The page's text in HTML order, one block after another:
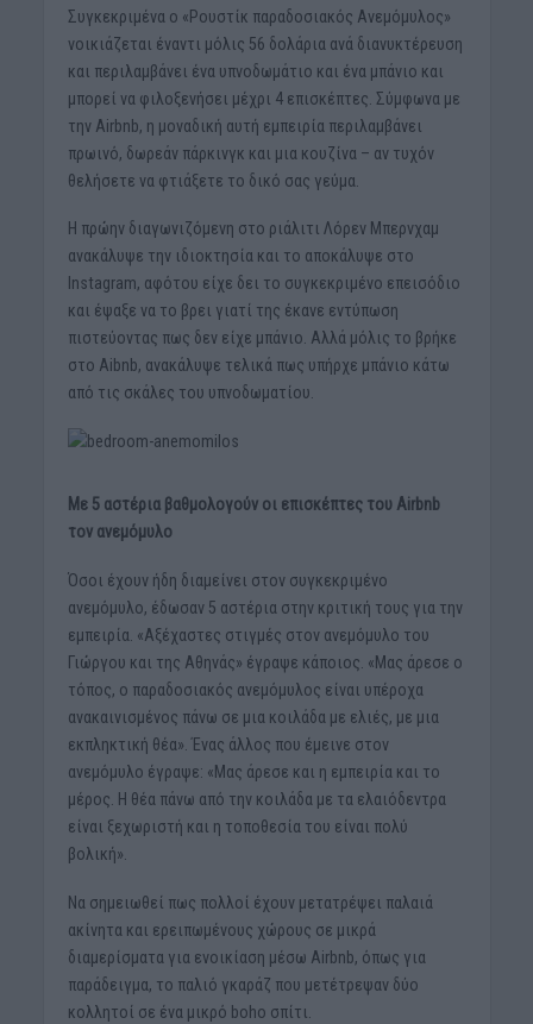
Συγκεκριμένα ο «Ρουστίκ παραδοσιακός Ανεμόμυλος»
νοικιάζεται έναντι μόλις 56 δολάρια ανά διανυκτέρευση
και περιλαμβάνει ένα υπνοδωμάτιο και ένα μπάνιο και
μπορεί να φιλοξενήσει μέχρι 4 επισκέπτες. Σύμφωνα με
την Airbnb, η μοναδική αυτή εμπειρία περιλαμβάνει
πρωινό, δωρεάν πάρκινγκ και μια κουζίνα – αν τυχόν
θελήσετε να φτιάξετε το δικό σας γεύμα.
Η πρώην διαγωνιζόμενη στο ριάλιτι Λόρεν Μπερνχαμ
ανακάλυψε την ιδιοκτησία και το αποκάλυψε στο
Instagram, αφότου είχε δει το συγκεκριμένο επεισόδιο
και έψαξε να το βρει γιατί της έκανε εντύπωση
πιστεύοντας πως δεν είχε μπάνιο. Αλλά μόλις το βρήκε
στο Aibnb, ανακάλυψε τελικά πως υπήρχε μπάνιο κάτω
από τις σκάλες του υπνοδωματίου.
Με 5 αστέρια βαθμολογούν οι επισκέπτες του Airbnb
τον ανεμόμυλο
Όσοι έχουν ήδη διαμείνει στον συγκεκριμένο
ανεμόμυλο, έδωσαν 5 αστέρια στην κριτική τους για την
εμπειρία. «Αξέχαστες στιγμές στον ανεμόμυλο του
Γιώργου και της Αθηνάς» έγραψε κάποιος. «Μας άρεσε ο
τόπος, ο παραδοσιακός ανεμόμυλος είναι υπέροχα
ανακαινισμένος πάνω σε μια κοιλάδα με ελιές, με μια
εκπληκτική θέα». Ένας άλλος που έμεινε στον
ανεμόμυλο έγραψε: «Μας άρεσε και η εμπειρία και το
μέρος. Η θέα πάνω από την κοιλάδα με τα ελαιόδεντρα
είναι ξεχωριστή και η τοποθεσία του είναι πολύ
βολική».
Να σημειωθεί πως πολλοί έχουν μετατρέψει παλαιά
ακίνητα και ερειπωμένους χώρους σε μικρά
διαμερίσματα για ενοικίαση μέσω Airbnb, όπως για
παράδειγμα, το παλιό γκαράζ που μετέτρεψαν δύο
κολλητοί σε ένα μικρό boho σπίτι.